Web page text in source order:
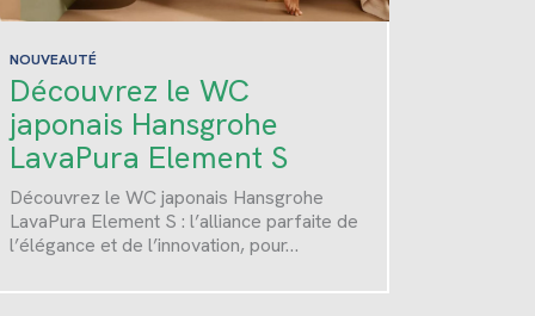
NOUVEAUTÉ
Découvrez le WC
japonais Hansgrohe
LavaPura Element S
Découvrez le WC japonais Hansgrohe
LavaPura Element S : l’alliance parfaite de
l’élégance et de l’innovation, pour…